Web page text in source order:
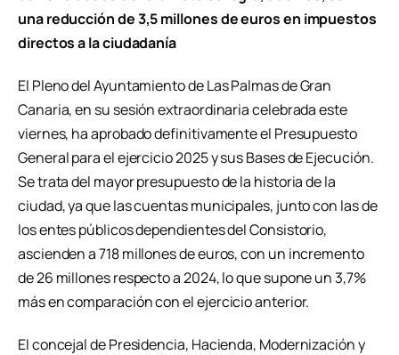
una reducción de 3,5 millones de euros en impuestos
directos a la ciudadanía
El Pleno del Ayuntamiento de Las Palmas de Gran
Canaria, en su sesión extraordinaria celebrada este
viernes, ha aprobado definitivamente el Presupuesto
General para el ejercicio 2025 y sus Bases de Ejecución.
Se trata del mayor presupuesto de la historia de la
ciudad, ya que las cuentas municipales, junto con las de
los entes públicos dependientes del Consistorio,
ascienden a 718 millones de euros, con un incremento
de 26 millones respecto a 2024, lo que supone un 3,7%
más en comparación con el ejercicio anterior.
El concejal de Presidencia, Hacienda, Modernización y